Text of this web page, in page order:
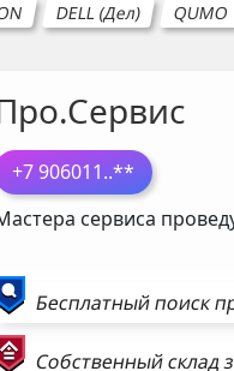
DELL (Дел) QUMO
+7 906011..**
сервиса
Бесплатный поиск
Собственный склад